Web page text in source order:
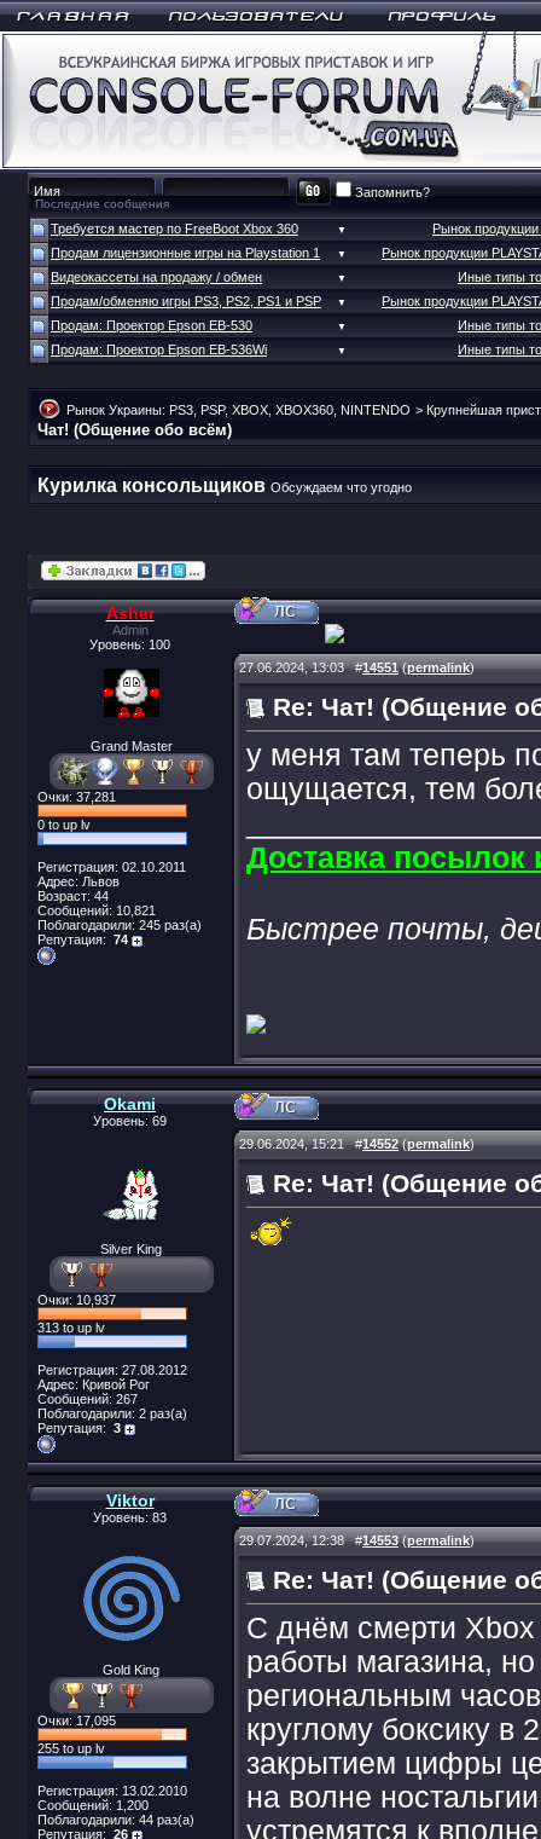
Запомнить?
Последние сообщения
Требуется мастер по FreeBoot Xbox 360 ▼
Рынок продукции
Продам лицензионные игры на Playstation 1
▼
Рынок продукции
Видеокассеты на продажу / обмен
▼
Иные типы
Продам/обменяю игры PS3, PS2, PS1 и PSP
▼
Рынок продукции
Продам: Проектор Epson EB-530
▼
Иные типы
Продам: Проектор Epson EB-536Wi
▼ Иные типы
Рынок Украины: PS3, PSP, XBOX, XBOX360, NINTENDO > Крупнейшая
Чат! (Общение обо всём)
Курилка консольщиков Обсуждаем что угодно
Asher
Admin
Уровень: 100
Grand Master
Очки: 37,281
0 to up lv
Регистрация: 02.10.2011
Адрес: Львов
Возраст: 44
Сообщений: 10,821
Поблагодарили: 245 раз(а)
Репутация: 74
27.06.2024, 13:03#14551(permalink)
Re: Чат! (Общение
у меня там теперь
ощущается, тем
Доставка посылок
Быстрее почты,
Okami
Уровень: 69
Silver King
Очки: 10,937
313 to up lv
Регистрация: 27.08.2012
Адрес: Кривой Рог
Сообщений: 267
Поблагодарили: 2 раз(а)
Репутация: 3
29.06.2024, 15:21#14552(permalink)
Re: Чат! (Общение
Viktor
Уровень: 83
Gold King
Очки: 17,095
255 to up lv
Регистрация: 13.02.2010
Сообщений: 1,200
Поблагодарили: 44 раз(а)
Репутация: 26
29.07.2024, 12:38#14553(permalink)
Re: Чат! (Общение
С днём смерти
работы магазина,
региональным
круглому боксику в
закрытием цифры
на волне
устремятся к